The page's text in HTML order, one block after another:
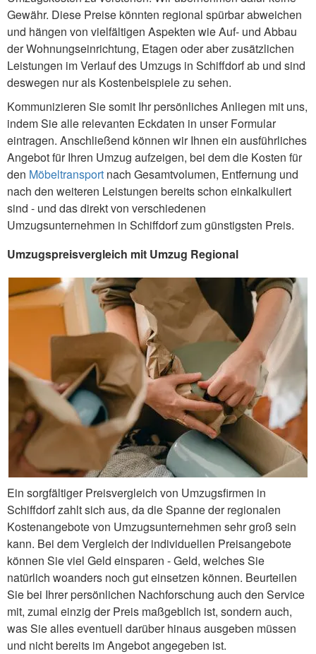
Gewähr. Diese Preise könnten regional spürbar abweichen
und hängen von vielfältigen Aspekten wie Auf- und Abbau
der Wohnungseinrichtung, Etagen oder aber zusätzlichen
Leistungen im Verlauf des Umzugs in Schiffdorf ab und sind
deswegen nur als Kostenbeispiele zu sehen.
Kommunizieren Sie somit Ihr persönliches Anliegen mit uns,
indem Sie alle relevanten Eckdaten in unser Formular
eintragen. Anschließend können wir Ihnen ein ausführliches
Angebot für Ihren Umzug aufzeigen, bei dem die Kosten für
den Möbeltransport nach Gesamtvolumen, Entfernung und
nach den weiteren Leistungen bereits schon einkalkuliert
sind - und das direkt von verschiedenen
Umzugsunternehmen in Schiffdorf zum günstigsten Preis.
Umzugspreisvergleich mit Umzug Regional
Ein sorgfältiger Preisvergleich von Umzugsfirmen in
Schiffdorf zahlt sich aus, da die Spanne der regionalen
Kostenangebote von Umzugsunternehmen sehr groß sein
kann. Bei dem Vergleich der individuellen Preisangebote
können Sie viel Geld einsparen - Geld, welches Sie
natürlich woanders noch gut einsetzen können. Beurteilen
Sie bei Ihrer persönlichen Nachforschung auch den Service
mit, zumal einzig der Preis maßgeblich ist, sondern auch,
was Sie alles eventuell darüber hinaus ausgeben müssen
und nicht bereits im Angebot angegeben ist.